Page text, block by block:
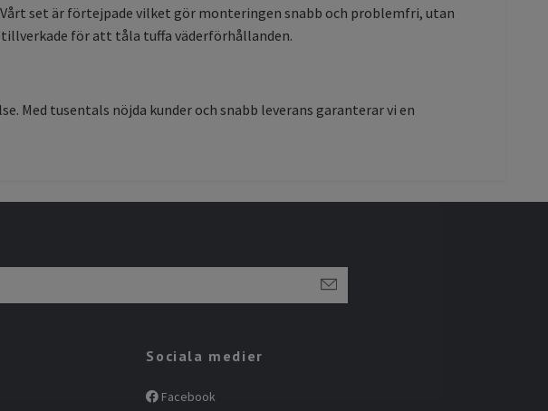
set är förtejpade vilket gör monteringen snabb och problemfri, utan
för att tåla tuffa väderförhållanden.
tusentals nöjda kunder och snabb leverans garanterar vi en
Sociala medier
Facebook